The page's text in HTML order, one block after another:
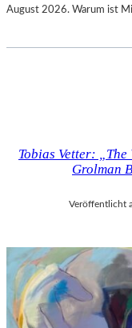
August 2026. Warum ist
Tobias Vetter:
Grolman
Veröffentlicht